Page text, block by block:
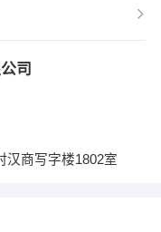
司
汉商写字楼1802室